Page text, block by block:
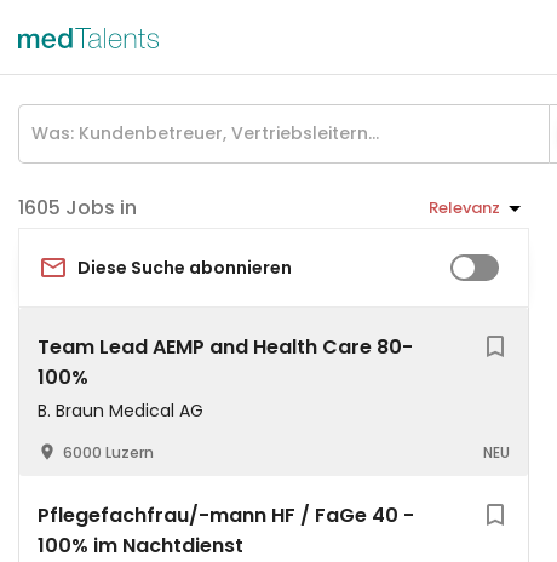
Jobs in Relevanz
Diese Suche abonnieren
Team Lead AEMP and Health Care 80-
100%
B. Braun Medical AG
6000 Luzern NEU
Pflegefachfrau/-mann HF / FaGe 40 -
100% im Nachtdienst